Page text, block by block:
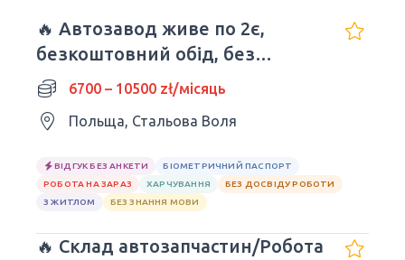
🔥 Автозавод живе по 2є,
безкоштовний обід, без
досвіду та мови
6700 – 10500 zł/місяць
Польща, Стальова Воля
ВІДГУК БЕЗ АНКЕТИ
БІОМЕТРИЧНИЙ ПАСПОРТ
РОБОТА НА ЗАРАЗ
ХАРЧУВАННЯ
БЕЗ ДОСВІДУ РОБОТИ
З ЖИТЛОМ
БЕЗ ЗНАННЯ МОВИ
🔥 Склад автозапчастин/Робота